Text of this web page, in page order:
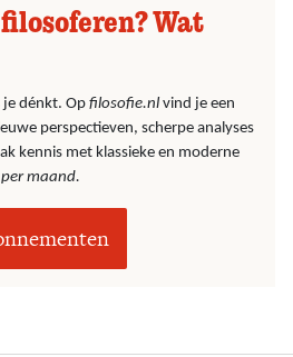
Wat
je dénkt. Op filosofie.nl vind je een
perspectieven, scherpe analyses
kennis met klassieke en moderne
maand.